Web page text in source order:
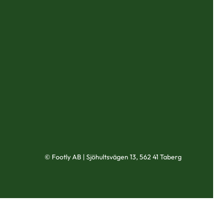
© Footly AB | Sjöhultsvägen 13, 562 41 Taberg